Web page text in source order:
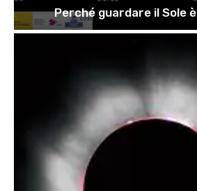
Perché guardare il Sole